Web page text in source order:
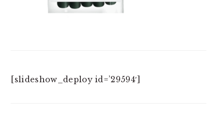
[slideshow_deploy id=’29594′]